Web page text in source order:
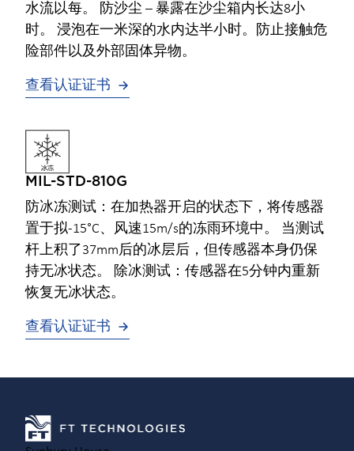
水流以每。 防沙尘 – 暴露在沙尘箱内长达8小
时。 浸泡在一米深的水内达半小时。防止接触危
险部件以及外部固体异物。
查看认证证书
MIL-STD-810G
防冰冻测试：在加热器开启的状态下，将传感器
置于拟-15°C、风速15m/s的冻雨环境中。 当测试
杆上积了37mm后的冰层后，但传感器本身仍保
持无冰状态。 除冰测试：传感器在5分钟内重新
恢复无冰状态。
查看认证证书